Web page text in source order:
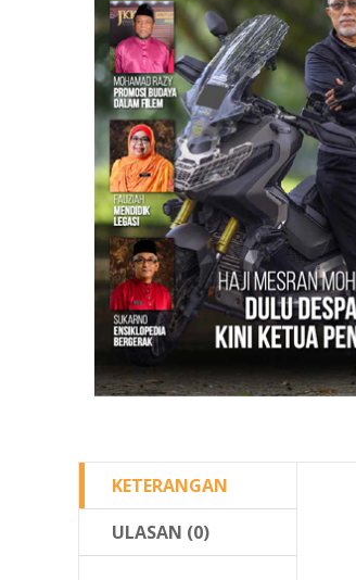
KETERANGAN
ULASAN (0)